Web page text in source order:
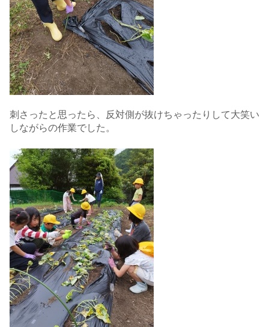
刺さったと思ったら、反対側が抜けちゃったりして大笑い
しながらの作業でした。